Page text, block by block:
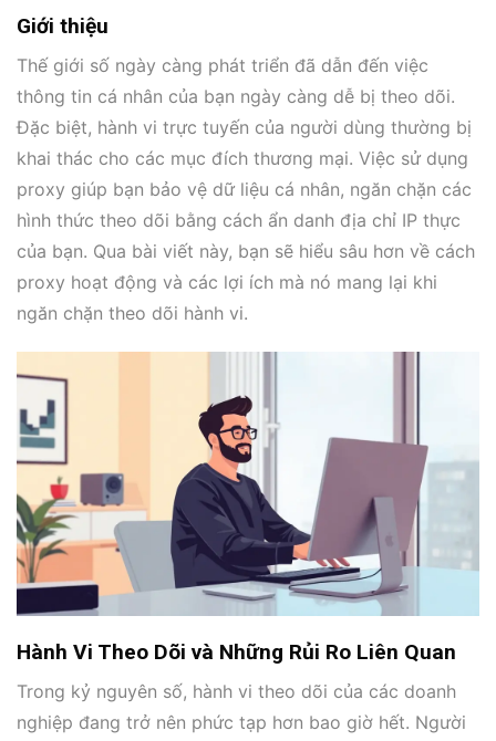
Giới thiệu
Thế giới số ngày càng phát triển đã dẫn đến việc
thông tin cá nhân của bạn ngày càng dễ bị theo dõi.
Đặc biệt, hành vi trực tuyến của người dùng thường bị
khai thác cho các mục đích thương mại. Việc sử dụng
proxy giúp bạn bảo vệ dữ liệu cá nhân, ngăn chặn các
hình thức theo dõi bằng cách ẩn danh địa chỉ IP thực
của bạn. Qua bài viết này, bạn sẽ hiểu sâu hơn về cách
proxy hoạt động và các lợi ích mà nó mang lại khi
ngăn chặn theo dõi hành vi.
Hành Vi Theo Dõi và Những Rủi Ro Liên Quan
Trong kỷ nguyên số, hành vi theo dõi của các doanh
nghiệp đang trở nên phức tạp hơn bao giờ hết. Người